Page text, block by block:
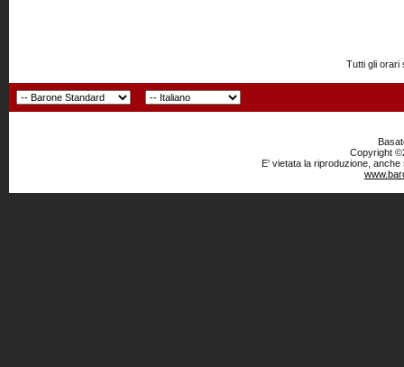
Tutti gli orari
Copyright
E' vietata la riproduzione,